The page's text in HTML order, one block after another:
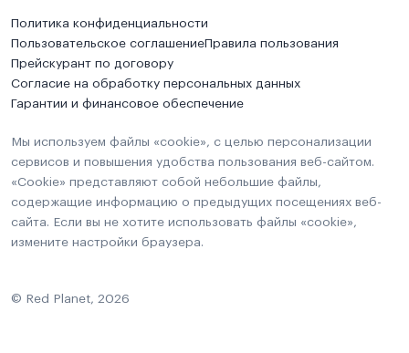
Политика конфиденциальности
Пользовательское соглашениеПравила пользования
Прейскурант по договору
Согласие на обработку персональных данных
Гарантии и финансовое обеспечение
Мы используем файлы «cookie», с целью персонализации
сервисов и повышения удобства пользования веб-сайтом.
«Cookie» представляют собой небольшие файлы,
содержащие информацию о предыдущих посещениях веб-
сайта. Если вы не хотите использовать файлы «cookie»,
измените настройки браузера.
© Red Planet, 2026